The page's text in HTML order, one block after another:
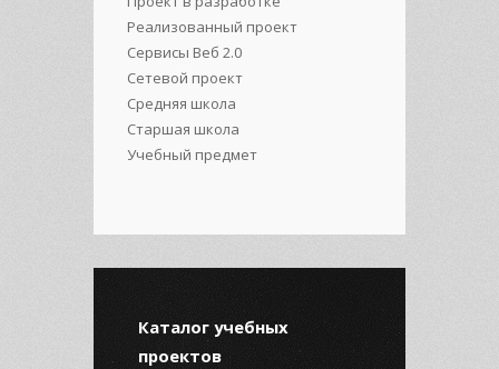
Реализованный проект
Сервисы Веб 2.0
Сетевой проект
Средняя школа
Старшая школа
Учебный предмет
Каталог учебных
проектов